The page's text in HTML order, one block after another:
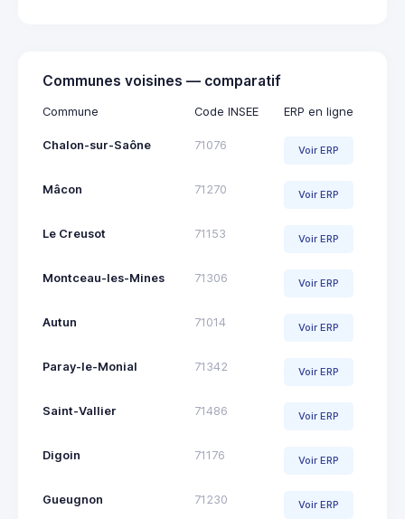
Communes voisines — comparatif
Commune Code INSEE ERP en ligne
Chalon-sur-Saône 71076 Voir ERP
Mâcon 71270 Voir ERP
Le Creusot 71153 Voir ERP
Montceau-les-Mines 71306 Voir ERP
Autun 71014 Voir ERP
Paray-le-Monial 71342 Voir ERP
Saint-Vallier 71486 Voir ERP
Digoin 71176 Voir ERP
Gueugnon 71230 Voir ERP